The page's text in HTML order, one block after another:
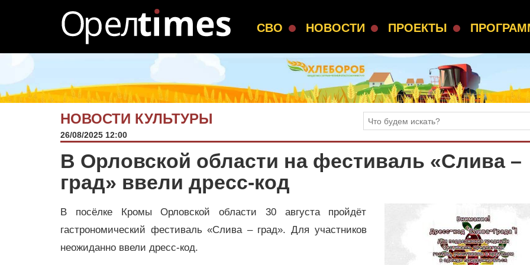
СВО НОВОСТИ ПРОЕКТЫ
НОВОСТИ КУЛЬТУРЫ
26/08/2025 12:00
В Орловской области на фестиваль «Слива –
град» ввели дресс-код
В посёлке Кромы Орловской области 30 августа пройдёт
гастрономический фестиваль «Слива – град». Для участников
неожиданно ввели дресс-код.